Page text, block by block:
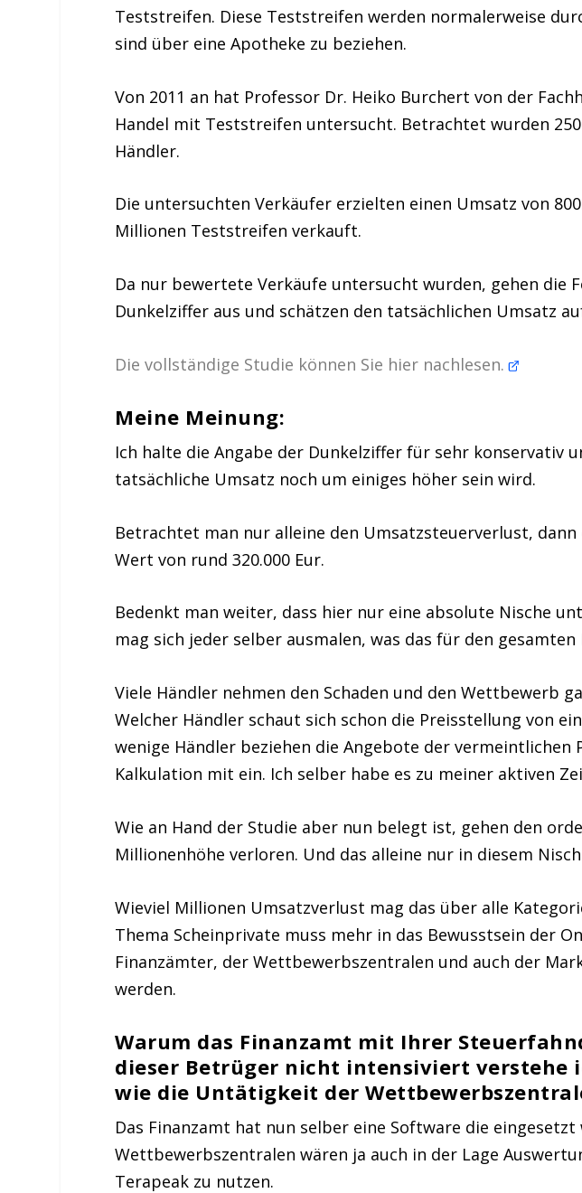
Teststreifen. Diese Teststreifen werden normalerweise
sind über eine Apotheke zu beziehen.
Von 2011 an hat Professor Dr. Heiko Burchert von der
Handel mit Teststreifen untersucht. Betrachtet wurden
Händler.
Die untersuchten Verkäufer erzielten einen Umsatz von
Millionen Teststreifen verkauft.
Da nur bewertete Verkäufe untersucht wurden, gehen die
Dunkelziffer aus und schätzen den tatsächlichen Umsatz
Die vollständige Studie können Sie hier nachlesen.
Meine Meinung:
Ich halte die Angabe der Dunkelziffer für sehr konservativ
tatsächliche Umsatz noch um einiges höher sein wird.
Betrachtet man nur alleine den Umsatzsteuerverlust,
Wert von rund 320.000 Eur.
Bedenkt man weiter, dass hier nur eine absolute Nische
mag sich jeder selber ausmalen, was das für den
Viele Händler nehmen den Schaden und den Wettbewerb
Welcher Händler schaut sich schon die Preisstellung von
wenige Händler beziehen die Angebote der vermeintlichen
Kalkulation mit ein. Ich selber habe es zu meiner aktiven
Wie an Hand der Studie aber nun belegt ist, gehen den
Millionenhöhe verloren. Und das alleine nur in diesem
Wieviel Millionen Umsatzverlust mag das über alle
Thema Scheinprivate muss mehr in das Bewusstsein der
Finanzämter, der Wettbewerbszentralen und auch der
werden.
Warum das Finanzamt mit Ihrer
dieser Betrüger nicht intensiviert verstehe
wie die Untätigkeit der
Das Finanzamt hat nun selber eine Software die
Wettbewerbszentralen wären ja auch in der Lage
Terapeak zu nutzen.